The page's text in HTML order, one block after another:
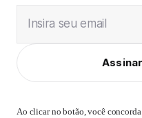
Insira seu email
Ao clicar no botão, você